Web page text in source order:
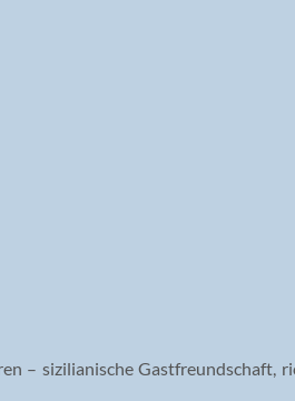
– sizilianische Gastfreundschaft,